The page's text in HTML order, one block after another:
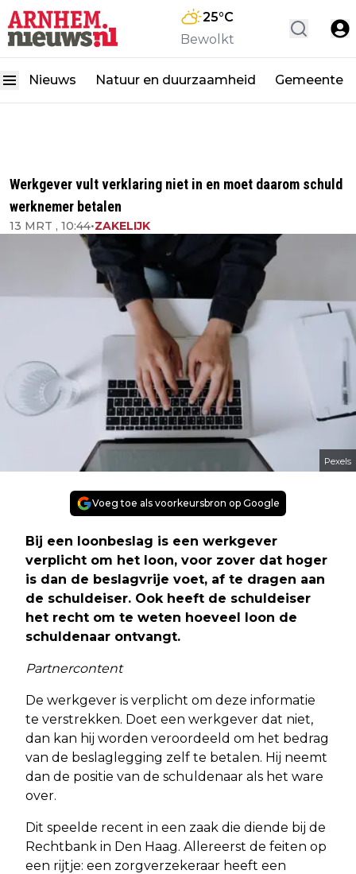
25°C
Bewolkt
Nieuws Natuur en duurzaamheid Gemeente
Werkgever vult verklaring niet in en moet daarom schuld
werknemer betalen
13 MRT , 10:44•ZAKELIJK
Pexels
Voeg toe als voorkeursbron op Google
Bij een loonbeslag is een werkgever
verplicht om het loon, voor zover dat hoger
is dan de beslagvrije voet, af te dragen aan
de schuldeiser. Ook heeft de schuldeiser
het recht om te weten hoeveel loon de
schuldenaar ontvangt.
Partnercontent
De werkgever is verplicht om deze informatie
te verstrekken. Doet een werkgever dat niet,
dan kan hij worden veroordeeld om het bedrag
van de beslaglegging zelf te betalen. Hij neemt
dan de positie van de schuldenaar als het ware
over.
Dit speelde recent in een zaak die diende bij de
Rechtbank in Den Haag. Allereerst de feiten op
een rijtje: een zorgverzekeraar heeft een